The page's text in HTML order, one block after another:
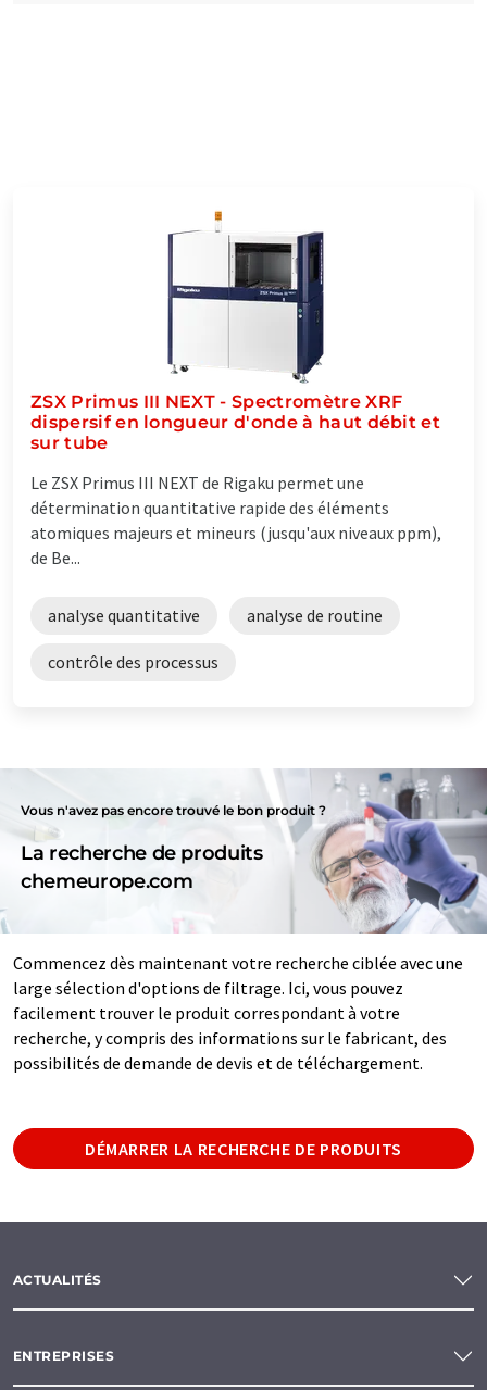
ZSX Primus III NEXT - Spectromètre XRF
dispersif en longueur d'onde à haut débit et
sur tube
Le ZSX Primus III NEXT de Rigaku permet une
détermination quantitative rapide des éléments
atomiques majeurs et mineurs (jusqu'aux niveaux ppm),
de Be...
analyse quantitative analyse de routine
contrôle des processus
Vous n'avez pas encore trouvé le bon produit ?
La recherche de produits
chemeurope.com
Commencez dès maintenant votre recherche ciblée avec une
large sélection d'options de filtrage. Ici, vous pouvez
facilement trouver le produit correspondant à votre
recherche, y compris des informations sur le fabricant, des
possibilités de demande de devis et de téléchargement.
DÉMARRER LA RECHERCHE DE PRODUITS
ACTUALITÉS
ENTREPRISES